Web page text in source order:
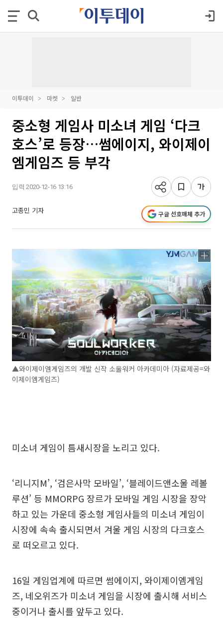
이투데이 마켓 일반
중소형 게임사 미소녀 게임 ‘다크
호스’로 등장…썸에이지, 와이제이
엠게임즈 등 부각
입력 2020-12-16 13:16
고종민 기자 구글 선호매체 추가
▲와이제이엠게임즈의 개발 신작 소울워커 아카데미아 (자료제공=와
이제이엠게임즈)
미소녀 게임이 틈새시장을 노리고 있다.
‘리니지M’, ‘검은사막 모바일’, ‘블레이드앤소울 레볼
루션’ 등 MMORPG 장르가 모바일 게임 시장을 장악
하고 있는 가운데 중소형 게임사들의 미소녀 게임이
시장에 속속 출시되면서 겨울 게임 시장의 다크호스
로 떠오르고 있다.
16일 게임업계에 따르면 썸에이지, 와이제이엠게임
즈, 네오위즈가 미소녀 게임을 시장에 출시해 서비스
중이거나 출시를 앞두고 있다.